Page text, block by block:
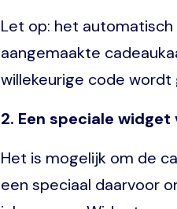
Let op: het
aangemaakte
willekeurige code wordt
2. Een speciale
Het is mogelijk om de
een speciaal daarvoor